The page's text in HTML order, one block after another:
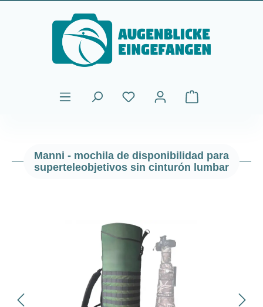
Saltar al contenido principal
El carrito de
Manni - mochila de disponibilidad para
superteleobjetivos sin cinturón lumbar